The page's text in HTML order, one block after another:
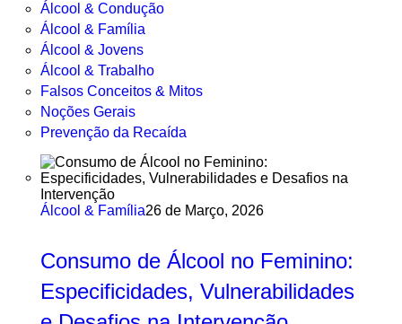
Álcool & Condução
Álcool & Família
Álcool & Jovens
Álcool & Trabalho
Falsos Conceitos & Mitos
Noções Gerais
Prevenção da Recaída
Álcool & Família26 de Março, 2026
Consumo de Álcool no Feminino:
Especificidades, Vulnerabilidades